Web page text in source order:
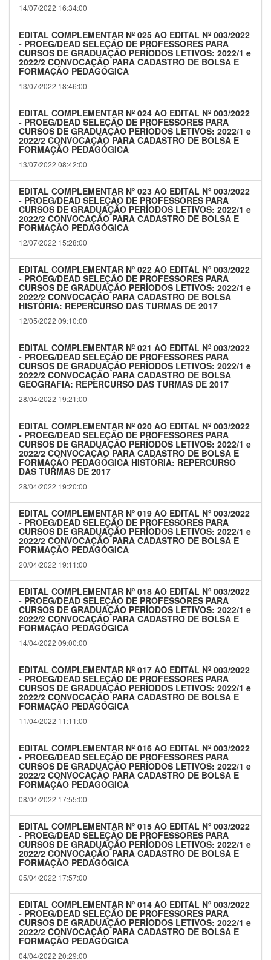
14/07/2022 16:34:00
EDITAL COMPLEMENTAR Nº 025 AO EDITAL Nº 003/2022
- PROEG/DEAD SELEÇÃO DE PROFESSORES PARA
CURSOS DE GRADUAÇÃO PERÍODOS LETIVOS: 2022/1 e
2022/2 CONVOCAÇÃO PARA CADASTRO DE BOLSA E
FORMAÇÃO PEDAGÓGICA
13/07/2022 18:46:00
EDITAL COMPLEMENTAR Nº 024 AO EDITAL Nº 003/2022
- PROEG/DEAD SELEÇÃO DE PROFESSORES PARA
CURSOS DE GRADUAÇÃO PERÍODOS LETIVOS: 2022/1 e
2022/2 CONVOCAÇÃO PARA CADASTRO DE BOLSA E
FORMAÇÃO PEDAGÓGICA
13/07/2022 08:42:00
EDITAL COMPLEMENTAR Nº 023 AO EDITAL Nº 003/2022
- PROEG/DEAD SELEÇÃO DE PROFESSORES PARA
CURSOS DE GRADUAÇÃO PERÍODOS LETIVOS: 2022/1 e
2022/2 CONVOCAÇÃO PARA CADASTRO DE BOLSA E
FORMAÇÃO PEDAGÓGICA
12/07/2022 15:28:00
EDITAL COMPLEMENTAR Nº 022 AO EDITAL Nº 003/2022
- PROEG/DEAD SELEÇÃO DE PROFESSORES PARA
CURSOS DE GRADUAÇÃO PERÍODOS LETIVOS: 2022/1 e
2022/2 CONVOCAÇÃO PARA CADASTRO DE BOLSA
HISTÓRIA: REPERCURSO DAS TURMAS DE 2017
12/05/2022 09:10:00
EDITAL COMPLEMENTAR Nº 021 AO EDITAL Nº 003/2022
- PROEG/DEAD SELEÇÃO DE PROFESSORES PARA
CURSOS DE GRADUAÇÃO PERÍODOS LETIVOS: 2022/1 e
2022/2 CONVOCAÇÃO PARA CADASTRO DE BOLSA
GEOGRAFIA: REPERCURSO DAS TURMAS DE 2017
28/04/2022 19:21:00
EDITAL COMPLEMENTAR Nº 020 AO EDITAL Nº 003/2022
- PROEG/DEAD SELEÇÃO DE PROFESSORES PARA
CURSOS DE GRADUAÇÃO PERÍODOS LETIVOS: 2022/1 e
2022/2 CONVOCAÇÃO PARA CADASTRO DE BOLSA E
FORMAÇÃO PEDAGÓGICA HISTÓRIA: REPERCURSO
DAS TURMAS DE 2017
28/04/2022 19:20:00
EDITAL COMPLEMENTAR Nº 019 AO EDITAL Nº 003/2022
- PROEG/DEAD SELEÇÃO DE PROFESSORES PARA
CURSOS DE GRADUAÇÃO PERÍODOS LETIVOS: 2022/1 e
2022/2 CONVOCAÇÃO PARA CADASTRO DE BOLSA E
FORMAÇÃO PEDAGÓGICA
20/04/2022 19:11:00
EDITAL COMPLEMENTAR Nº 018 AO EDITAL Nº 003/2022
- PROEG/DEAD SELEÇÃO DE PROFESSORES PARA
CURSOS DE GRADUAÇÃO PERÍODOS LETIVOS: 2022/1 e
2022/2 CONVOCAÇÃO PARA CADASTRO DE BOLSA E
FORMAÇÃO PEDAGÓGICA
14/04/2022 09:00:00
EDITAL COMPLEMENTAR Nº 017 AO EDITAL Nº 003/2022
- PROEG/DEAD SELEÇÃO DE PROFESSORES PARA
CURSOS DE GRADUAÇÃO PERÍODOS LETIVOS: 2022/1 e
2022/2 CONVOCAÇÃO PARA CADASTRO DE BOLSA E
FORMAÇÃO PEDAGÓGICA
11/04/2022 11:11:00
EDITAL COMPLEMENTAR Nº 016 AO EDITAL Nº 003/2022
- PROEG/DEAD SELEÇÃO DE PROFESSORES PARA
CURSOS DE GRADUAÇÃO PERÍODOS LETIVOS: 2022/1 e
2022/2 CONVOCAÇÃO PARA CADASTRO DE BOLSA E
FORMAÇÃO PEDAGÓGICA
08/04/2022 17:55:00
EDITAL COMPLEMENTAR Nº 015 AO EDITAL Nº 003/2022
- PROEG/DEAD SELEÇÃO DE PROFESSORES PARA
CURSOS DE GRADUAÇÃO PERÍODOS LETIVOS: 2022/1 e
2022/2 CONVOCAÇÃO PARA CADASTRO DE BOLSA E
FORMAÇÃO PEDAGÓGICA
05/04/2022 17:57:00
EDITAL COMPLEMENTAR Nº 014 AO EDITAL Nº 003/2022
- PROEG/DEAD SELEÇÃO DE PROFESSORES PARA
CURSOS DE GRADUAÇÃO PERÍODOS LETIVOS: 2022/1 e
2022/2 CONVOCAÇÃO PARA CADASTRO DE BOLSA E
FORMAÇÃO PEDAGÓGICA
04/04/2022 20:29:00